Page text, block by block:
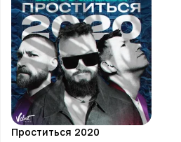
Проститься 2020